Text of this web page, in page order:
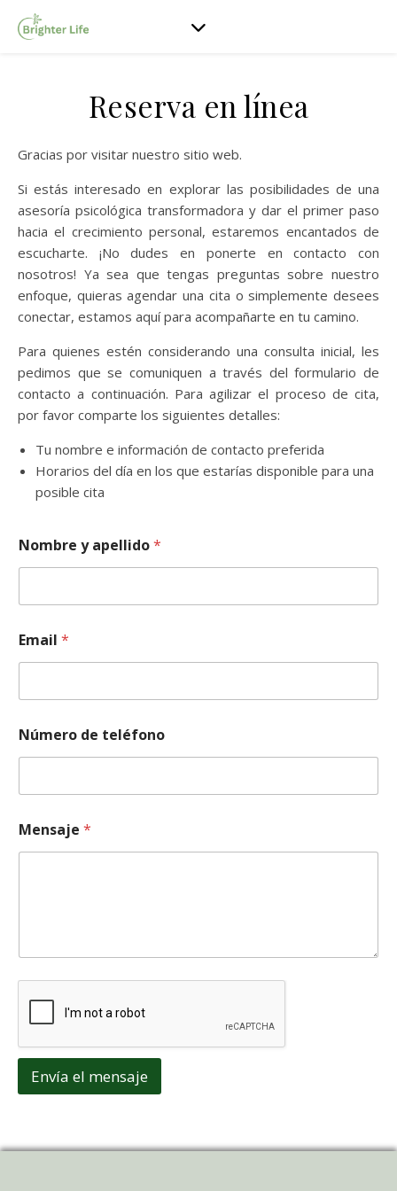
Reserva en línea
Gracias por visitar nuestro sitio web.
Si estás interesado en explorar las posibilidades de una
asesoría psicológica transformadora y dar el primer paso
hacia el crecimiento personal, estaremos encantados de
escucharte. ¡No dudes en ponerte en contacto con
nosotros! Ya sea que tengas preguntas sobre nuestro
enfoque, quieras agendar una cita o simplemente desees
conectar, estamos aquí para acompañarte en tu camino.
Para quienes estén considerando una consulta inicial, les
pedimos que se comuniquen a través del formulario de
contacto a continuación. Para agilizar el proceso de cita,
por favor comparte los siguientes detalles:
Tu nombre e información de contacto preferida
Horarios del día en los que estarías disponible para una
posible cita
Nombre y apellido*
Email *
Número de teléfono
Mensaje *
Envía el mensaje